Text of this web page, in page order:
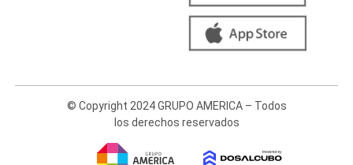
© Copyright 2024 GRUPO AMERICA – Todos
los derechos reservados